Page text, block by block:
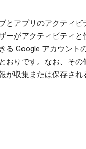
とアプリのアクティビ
ーがアクティビティと
る Google アカウント
おりです。なお、その
が収集または保存され